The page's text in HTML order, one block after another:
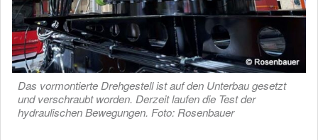
Das vormontierte Drehgestell ist auf den Unterbau gesetzt
und verschraubt worden. Derzeit laufen die Test der
hydraulischen Bewegungen. Foto: Rosenbauer